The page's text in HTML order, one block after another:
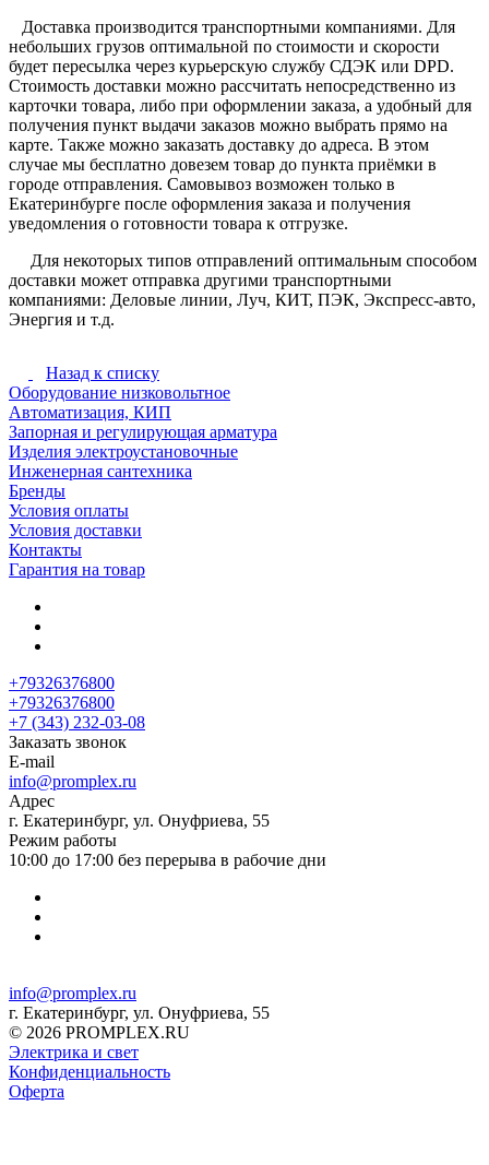
Доставка производится транспортными компаниями. Для
небольших грузов оптимальной по стоимости и скорости
будет пересылка через курьерскую службу СДЭК или DPD.
Стоимость доставки можно рассчитать непосредственно из
карточки товара, либо при оформлении заказа, а удобный для
получения пункт выдачи заказов можно выбрать прямо на
карте. Также можно заказать доставку до адреса. В этом
случае мы бесплатно довезем товар до пункта приёмки в
городе отправления. Самовывоз возможен только в
Екатеринбурге после оформления заказа и получения
уведомления о готовности товара к отгрузке.
Для некоторых типов отправлений оптимальным способом
доставки может отправка другими транспортными
компаниями: Деловые линии, Луч, КИТ, ПЭК, Экспресс-авто,
Энергия и т.д.
Назад к списку
Оборудование низковольтное
Автоматизация, КИП
Запорная и регулирующая арматура
Изделия электроустановочные
Инженерная сантехника
Бренды
Условия оплаты
Условия доставки
Контакты
Гарантия на товар
+79326376800
+79326376800
+7 (343) 232-03-08
Заказать звонок
E-mail
info@promplex.ru
Адрес
г. Екатеринбург, ул. Онуфриева, 55
Режим работы
10:00 до 17:00 без перерыва в рабочие дни
info@promplex.ru
г. Екатеринбург, ул. Онуфриева, 55
© 2026 PROMPLEX.RU
Электрика и свет
Конфиденциальность
Оферта